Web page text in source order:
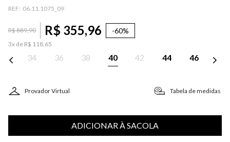
: 06.11.1075_09
R$889,90 R$ 355,96 -60%
3x de R$ 118,65
34 36 38 40 42 44 46
Provador Virtual Tabela de medidas
ADICIONAR À SACOLA